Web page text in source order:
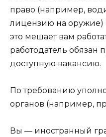
право (например,
лицензию на оружие)
это мешает вам
работодатель обязан
доступную вакансию.
По требованию
органов (например,
Вы — иностранный